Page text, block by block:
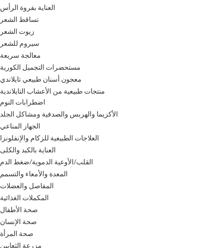
العناية بفروة الرأس
تساقط الشعر
زيوت الشعر
سيروم للشعر
معالجة سريعة
مستحضرات التجميل الكورية
معجون أسنان طبيعي تايلاندي
منتجات طبيعية من الأعشاب التايلاندية
اضطرابات النوم
الأكزيما والهربس والصدفية ومشاكل الجلد
الجهاز المناعي
العلاجات الطبيعية للزكام والإنفلونزا
العناية بالكبد والكلى
القلب/الأوعية الدموية/ضغط الدم
المعدة والأمعاء والتسمم
المفاصل والعضلات
المكملات الغذائية
صحة الأطفال
صحة الإنسان
صحة المرأة
مزرعة الثعابين